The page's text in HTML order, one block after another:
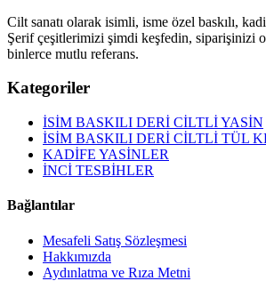
Cilt sanatı olarak isimli, isme özel baskılı,
Şerif çeşitlerimizi şimdi keşfedin, siparişinizi
binlerce mutlu referans.
Kategoriler
İSİM BASKILI DERİ CİLTLİ YASİN
İSİM BASKILI DERİ CİLTLİ TÜL
KADİFE YASİNLER
İNCİ TESBİHLER
Bağlantılar
Mesafeli Satış Sözleşmesi
Hakkımızda
Aydınlatma ve Rıza Metni